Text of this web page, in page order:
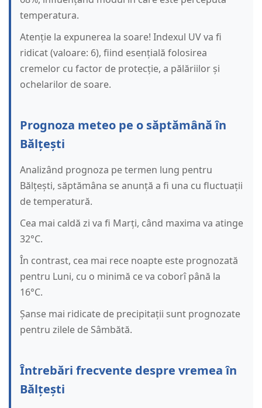
temperatura.
Atenție la expunerea la soare! Indexul UV va fi
ridicat (valoare: 6), fiind esențială folosirea
cremelor cu factor de protecție, a pălăriilor și
ochelarilor de soare.
Prognoza meteo pe o săptămână în
Bălțești
Analizând prognoza pe termen lung pentru
Bălțești, săptămâna se anunță a fi una cu fluctuații
de temperatură.
Cea mai caldă zi va fi Marți, când maxima va atinge
32°C.
În contrast, cea mai rece noapte este prognozată
pentru Luni, cu o minimă ce va coborî până la
16°C.
Șanse mai ridicate de precipitații sunt prognozate
pentru zilele de Sâmbătă.
Întrebări frecvente despre vremea în
Bălțești